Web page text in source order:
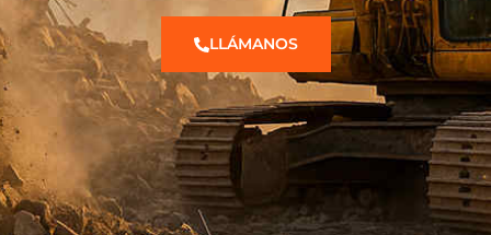
LLÁMANOS